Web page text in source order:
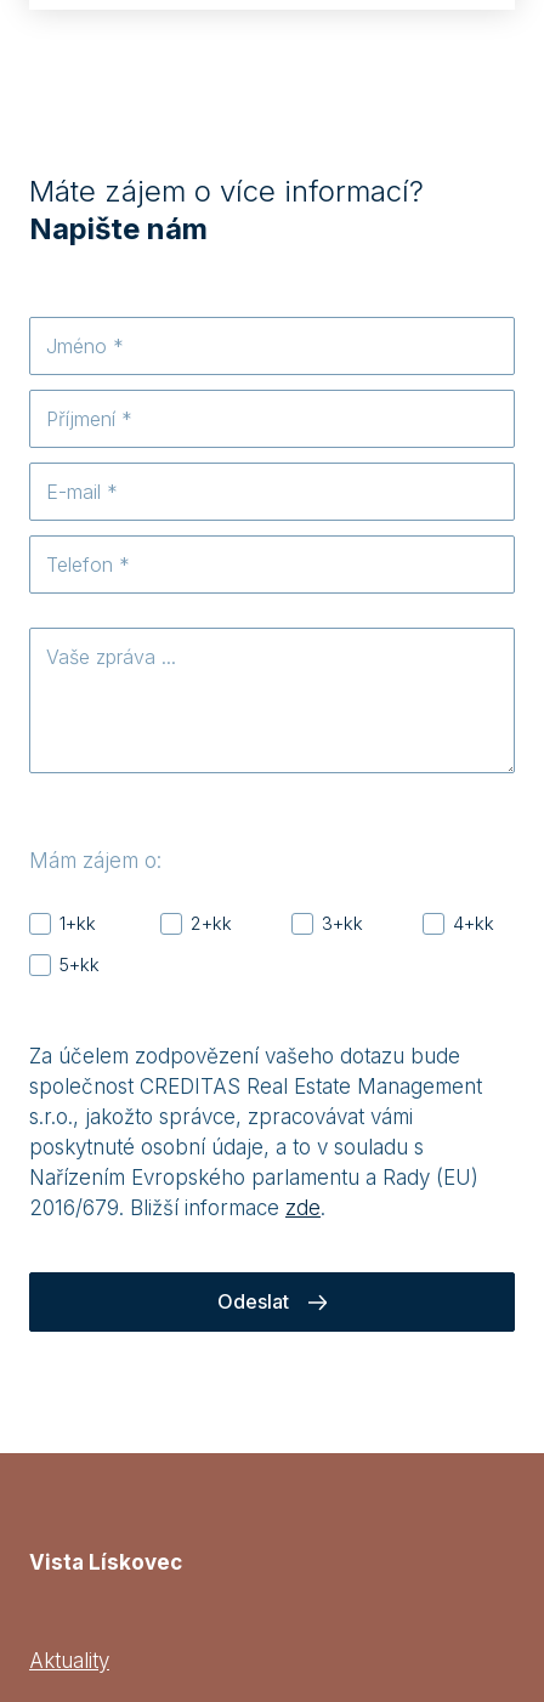
Máte zájem o více informací?
Napište nám
mail*
zpráva
Mám zájem o:
1+kk 2+kk 3+kk
4+kk
5+kk
Za účelem zodpovězení vašeho dotazu bude
společnost CREDITAS Real Estate Management
s.r.o., jakožto správce, zpracovávat vámi
poskytnuté osobní údaje, a to v souladu s
Nařízením Evropského parlamentu a Rady (EU)
2016/679. Bližší informace zde.
Odeslat
Vista Lískovec
Aktuality